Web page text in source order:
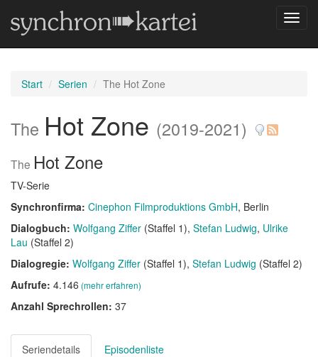
Start Serien The Hot Zone
The Hot Zone (2019-2021)
The Hot Zone
TV-Serie
Synchronfirma: Cinephon Filmproduktions GmbH, Berlin
Dialogbuch: Wolfgang Ziffer (Staffel 1) Stefan Ludwig Ulrike
Lau (Staffel 2)
Dialogregie: Wolfgang Ziffer (Staffel 1) Stefan Ludwig (Staffel 2)
Aufrufe: 4.146 (mehr erfahren)
Anzahl Sprechrollen: 37
Seriendetails
Episodenliste